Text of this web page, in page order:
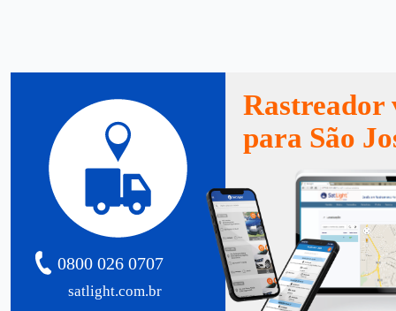
satlight.com.br
0800 026 0707
Rastreador
para São